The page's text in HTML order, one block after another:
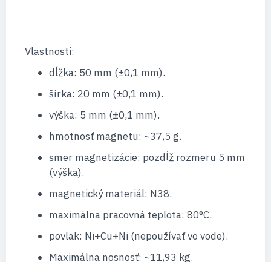
Vlastnosti:
dĺžka: 50 mm (±0,1 mm).
šírka: 20 mm (±0,1 mm).
výška: 5 mm (±0,1 mm).
hmotnosť magnetu: ~37,5 g.
smer magnetizácie: pozdĺž rozmeru 5 mm
(výška).
magnetický materiál: N38.
maximálna pracovná teplota: 80°C.
povlak: Ni+Cu+Ni (nepoužívať vo vode).
Maximálna nosnosť: ~11,93 kg.